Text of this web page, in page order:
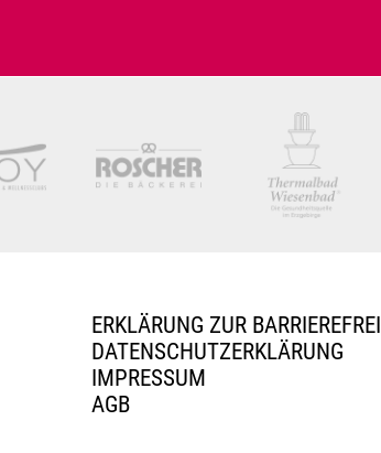
ERKLÄRUNG ZUR
DATENSCHUTZERKLÄRUNG
IMPRESSUM
AGB